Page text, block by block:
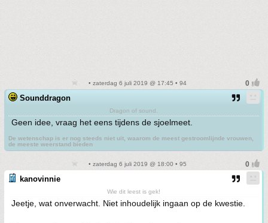
• zaterdag 6 juli 2019 @ 17:45 • 94
Sounddragon
Dragon of sound.
Geen idee, vraag het eens tijdens de sjoelmeet.
De wetenschap is er nog steeds niet uit, waarom de meest gestroomlijnde vrouwen,
de meeste weerstand bieden
• zaterdag 6 juli 2019 @ 18:00 • 95
kanovinnie
Wie dit leest is gek!
Jeetje, wat onverwacht. Niet inhoudelijk ingaan op de kwestie.